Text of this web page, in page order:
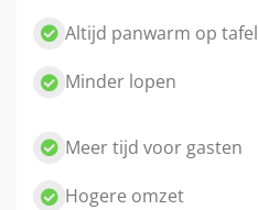
Altijd panwarm op tafel
Minder lopen
Meer tijd voor gasten
Hogere omzet